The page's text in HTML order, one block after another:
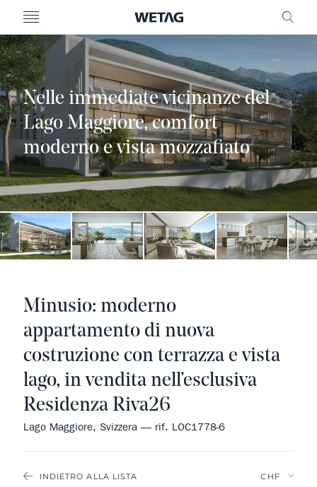
MENU
Nelle immediate vicinanze del
Lago Maggiore, comfort
moderno e vista mozzafiato
INDIETRO ALLA LISTA
Minusio: moderno
appartamento di nuova
costruzione con terrazza e vista
lago, in vendita nell’esclusiva
Residenza Riva26
Lago Maggiore, Svizzera — rif. LOC1778-6